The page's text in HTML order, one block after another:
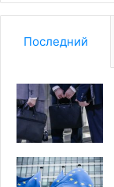
Последний